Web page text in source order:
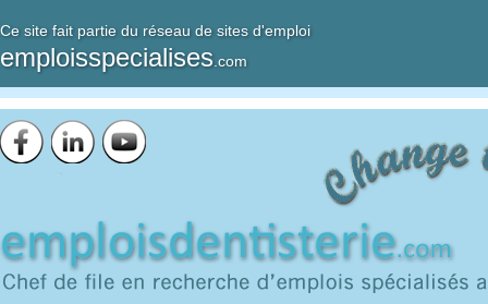
Ce site fait partie du réseau de sites d'emploi
emploisspecialises .com